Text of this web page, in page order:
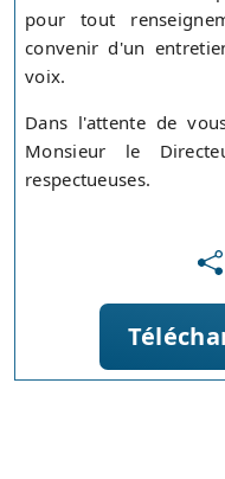
pour tout
convenir d'un
voix.
Dans l'attente de
Monsieur le
respectueuses.